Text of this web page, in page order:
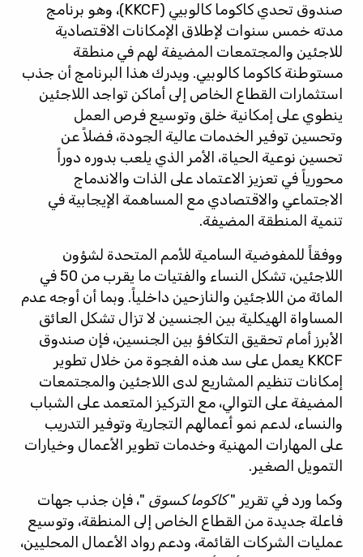
صندوق تحدي كاكوما كالوبيي (KKCF)
، وهو برنامج
مدته خمس سنوات لإطلاق الإمكانات الاقتصادية
للاجئين والمجتمعات المضيفة لهم في منطقة
مستوطنة كاكوما كالوبيي. ويدرك هذا البرنامج أن جذب
استثمارات القطاع الخاص إلى أماكن تواجد اللاجئين
ينطوي على إمكانية خلق وتوسيع فرص العمل
وتحسين توفير الخدمات عالية الجودة، فضلاً عن
تحسين نوعية الحياة، الأمر الذي يلعب بدوره دوراً
محورياً في تعزيز الاعتماد على الذات والاندماج
الاجتماعي والاقتصادي مع المساهمة الإيجابية في
تنمية المنطقة المضيفة.
ووفقاً للمفوضية السامية للأمم المتحدة لشؤون
اللاجئين، تشكل النساء والفتيات ما يقرب من 50 في
المائة من اللاجئين والنازحين داخلياً. وبما أن أوجه عدم
المساواة الهيكلية بين الجنسين لا تزال تشكل العائق
الأبرز أمام تحقيق التكافؤ بين الجنسين، فإن صندوق
KKCF يعمل على سد هذه الفجوة من خلال تطوير
إمكانات تنظيم المشاريع لدى اللاجئين والمجتمعات
المضيفة على التوالي، مع التركيز المتعمد على الشباب
والنساء، لدعم نمو أعمالهم التجارية وتوفير التدريب
على المهارات المهنية وخدمات تطوير الأعمال وخيارات
التمويل الصغير.
وكما ورد في تقرير "كاكوما كسوق "، فإن جذب جهات
فاعلة جديدة من القطاع الخاص إلى المنطقة، وتوسيع
عمليات الشركات القائمة، ودعم رواد الأعمال المحليين،